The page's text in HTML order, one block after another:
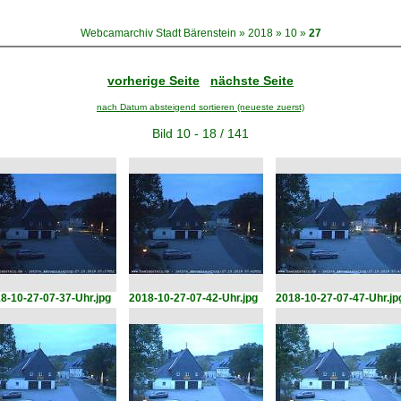
Webcamarchiv Stadt Bärenstein » 2018» 10» 27
vorherige Seite nächste Seite
nach Datum absteigend sortieren (neueste zuerst)
Bild 10 - 18 / 141
10-27-07-37-Uhr.jpg 2018-10-27-07-42-Uhr.jpg 2018-10-27-07-47-